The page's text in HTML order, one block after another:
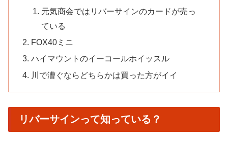
元気商会ではリバーサインのカードが売っ
ている
FOX40ミニ
ハイマウントのイーコールホイッスル
川で漕ぐならどちらかは買った方がイイ
リバーサインって知っている？